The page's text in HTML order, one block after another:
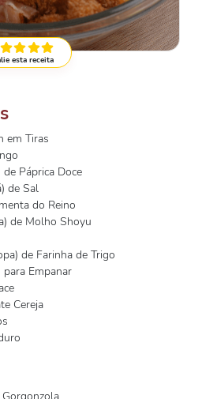
esta receita
em Tiras
Páprica Doce
de Sal
do Reino
de Molho Shoyu
de Farinha de Trigo
para Empanar
Cereja